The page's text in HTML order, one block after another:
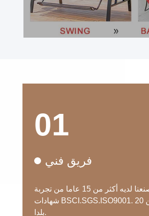
01
فريق فني
مصنعنا لديه أكثر من 15 عاما من تجربة OEM.مصدقة من قبل
شهادات BSCI.SGS.ISO9001. منتجاتنا تصدر إلى أكثر من 20
بلدا.